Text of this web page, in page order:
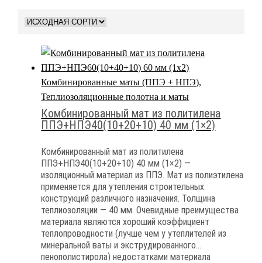
Комбинированные маты (ППЭ + НПЭ),
Теплиозоляционные полотна и маты
Комбинированный мат из политилена
ППЭ+НПЭ40(10+20+10) 40 мм (1×2)
Комбинированный мат из политилена
ППЭ+НПЭ40(10+20+10) 40 мм (1×2) —
изоляционный материал из ППЭ. Мат из полиэтилена
применяется для утепления строительных
конструкций различного назначения. Толщина
теплиозоляции — 40 мм. Очевидные преимущества
материала являются хороший коэффициент
теплопроводности (лучше чем у утеплителей из
минеральной ваты и экструдированного
пенополистирола) недостатками материала